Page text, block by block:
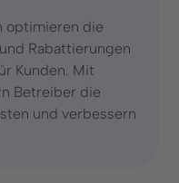
optimieren die
Rabattierungen
Kunden. Mit
Betreiber die
und verbessern